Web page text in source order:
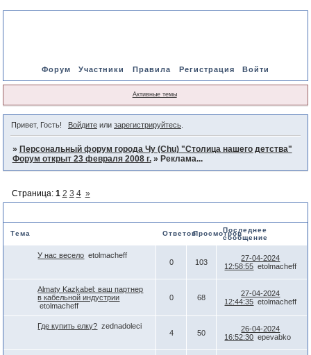
Форум Участники Правила Регистрация Войти
Активные темы
Привет, Гость! Войдитеили зарегистрируйтесь.
» Персональный форум города Чу (Chu) "Столица нашего детства"
Форум открыт 23 февраля 2008 г. » Реклама...
Страница: 1 2 3 4 »
Тема ОтветовПросмотровПоследнее
сообщение
У нас весело etolmacheff
0
103
27-04-2024
12:58:55 etolmacheff
Almaty Kazkabel: ваш партнер
в кабельной индустрии
etolmacheff
0 68
27-04-2024
12:44:35 etolmacheff
Где купить елку? zednadoleci
4
50
26-04-2024
16:52:30 epevabko